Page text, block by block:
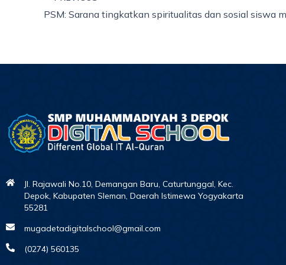
Jl. Rajawali No.10, Demangan Baru, Caturtunggal, Kec.
Depok, Kabupaten Sleman, Daerah Istimewa Yogyakarta
55281
mugadetadigitalschool@gmail.com
(0274) 560135